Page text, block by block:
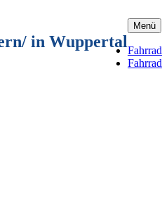
in Wuppertal
Menü